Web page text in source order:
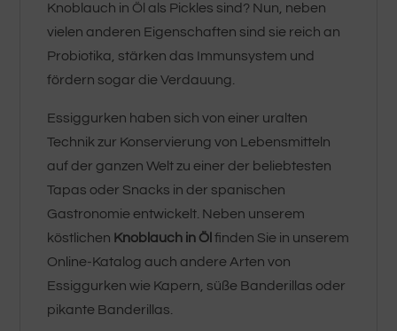
Knoblauch in Öl als Pickles sind? Nun, neben
vielen anderen Eigenschaften sind sie reich an
Probiotika, stärken das Immunsystem und
fördern sogar die Verdauung.
Essiggurken haben sich von einer uralten
Technik zur Konservierung von Lebensmitteln
auf der ganzen Welt zu einer der beliebtesten
Tapas oder Snacks in der spanischen
Gastronomie entwickelt. Neben unserem
köstlichen Knoblauch in Öl finden Sie in unserem
Online-Katalog auch andere Arten von
Essiggurken wie Kapern, süße Banderillas oder
pikante Banderillas.